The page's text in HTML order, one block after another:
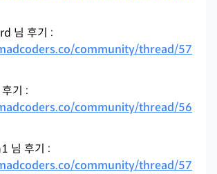
님 후기 :
community/thread/57
기 :
community/thread/56
님 후기 :
community/thread/57